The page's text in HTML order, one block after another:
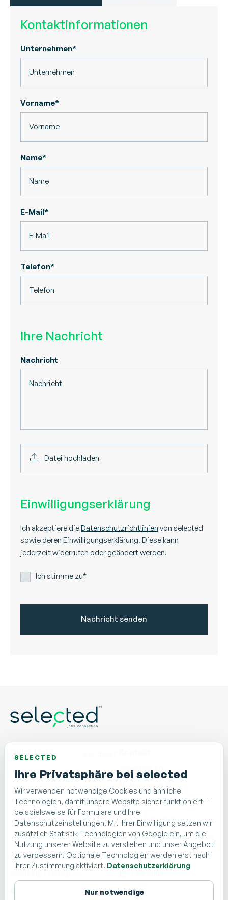
Kontaktinformationen
Unternehmen*
Vorname*
Name*
E-Mail*
Telefon*
Ihre Nachricht
Nachricht
Datei hochladen
Einwilligungserklärung
Ich akzeptiere dieDatenschutzrichtlinien von selected
sowie deren Einwilligungserklärung. Diese kann
jederzeit widerrufen oder geändert werden.
Ich stimme zu*
Unternehmen
Über
Uns
Blog
Kontakt
selected ag
CH - 2502 Biel/Bienne
Tel. 032 510 01 01
info@selectedjobs.ch
Öffnungszeiten Follow us
Facebook
SELECTED
Ihre Privatsphäre bei selected
Wir verwenden notwendige Cookies und ähnliche
Technologien, damit unsere Website sicher funktioniert –
beispielsweise für Formulare und Ihre
Datenschutzeinstellungen. Mit Ihrer Einwilligung setzen wir
zusätzlich Statistik-Technologien von Google ein, um die
Nutzung unserer Website zu verstehen und unser Angebot
zu verbessern. Optionale Technologien werden erst nach
Ihrer Zustimmung aktiviert. Datenschutzerklärung
Nur notwendige